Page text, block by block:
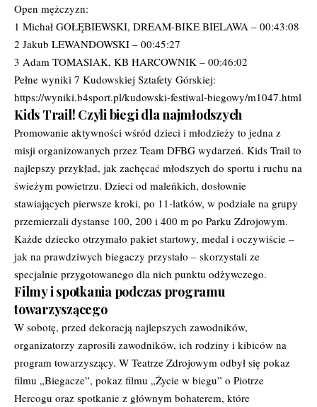
Open mężczyzn:
1 Michał GOŁĘBIEWSKI, DREAM-BIKE BIELAWA – 00:43:08
2 Jakub LEWANDOWSKI – 00:45:27
3 Adam TOMASIAK, KB HARCOWNIK – 00:46:02
Pełne wyniki 7 Kudowskiej Sztafety Górskiej:
https://wyniki.b4sport.pl/kudowski-festiwal-biegowy/m1047.html
Kids Trail! Czyli biegi dla najmłodszych
Promowanie aktywności wśród dzieci i młodzieży to jedna z
misji organizowanych przez Team DFBG wydarzeń. Kids Trail to
najlepszy przykład, jak zachęcać młodszych do sportu i ruchu na
świeżym powietrzu. Dzieci od maleńkich, dosłownie
stawiających pierwsze kroki, po 11-latków, w podziale na grupy
przemierzali dystanse 100, 200 i 400 m po Parku Zdrojowym.
Każde dziecko otrzymało pakiet startowy, medal i oczywiście –
jak na prawdziwych biegaczy przystało – skorzystali ze
specjalnie przygotowanego dla nich punktu odżywczego.
Filmy i spotkania podczas programu
towarzyszącego
W sobotę, przed dekoracją najlepszych zawodników,
organizatorzy zaprosili zawodników, ich rodziny i kibiców na
program towarzyszący. W Teatrze Zdrojowym odbył się pokaz
filmu „Biegacze”, pokaz filmu „Życie w biegu” o Piotrze
Hercogu oraz spotkanie z głównym bohaterem, które